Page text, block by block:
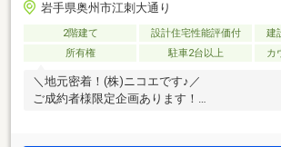
岩手県奥州市江刺大通り
2階建て 設計住宅性能評価付
建
所有権
駐車2台以上 カ
＼地元密着！(株)ニコエです♪／
ご成約者様限定企画あります！